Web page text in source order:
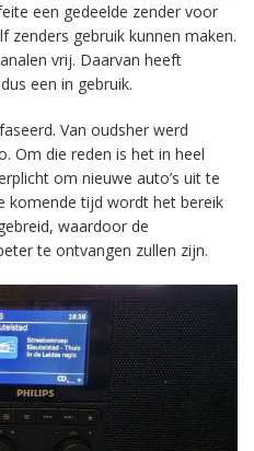
een gedeelde zender voor
zenders gebruik kunnen maken.
vrij. Daarvan heeft
een in gebruik.
Van oudsher werd
Om die reden is het in heel
om nieuwe auto’s uit te
komende tijd wordt het bereik
waardoor de
te ontvangen zullen zijn.